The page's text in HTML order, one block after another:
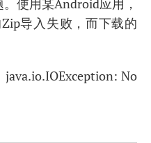
使用某Android应用，
导入失败，而下载的
No